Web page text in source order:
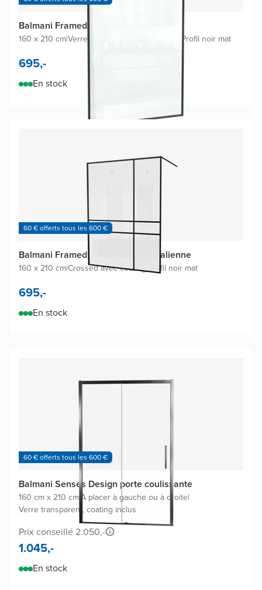
Balmani Framed douche à l'italienne
160 x 210 cm|Verre transparent avec coating Profil noir mat
695,-
En stock
60 € offerts tous les 600 €
Balmani Framed Plus douche à l'italienne
160 x 210 cm|Crossed avec coating|Profil noir mat
695,-
En stock
60 € offerts tous les 600 €
Balmani Senses Design porte coulissante
160 cm x 210 cm|À placer à gauche ou à droite|
Verre transparent, coating inclus
Prix conseillé 2.050,-
1.045,-
En stock